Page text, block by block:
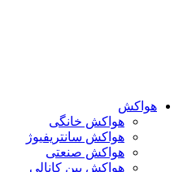
هواکش
هواکش خانگی
هواکش سانتریفیوژ
هواکش صنعتی
هواکش بین کانالی